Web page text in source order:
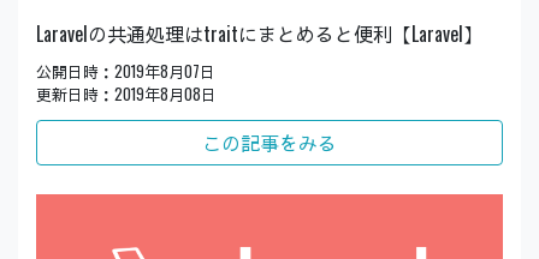
Laravelの共通処理はtraitにまとめると便利【Laravel】
公開日時：2019年8月07日
更新日時：2019年8月08日
この記事をみる